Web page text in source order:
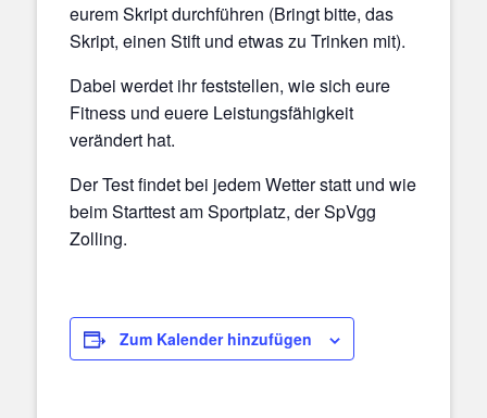
eurem Skript durchführen (Bringt bitte, das
Skript, einen Stift und etwas zu Trinken mit).
Dabei werdet ihr feststellen, wie sich eure
Fitness und euere Leistungsfähigkeit
verändert hat.
Der Test findet bei jedem Wetter statt und wie
beim Starttest am Sportplatz, der SpVgg
Zolling.
Zum Kalender hinzufügen